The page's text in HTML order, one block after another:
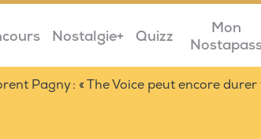
Nostalgie+ Quizz
Mon
Pagny : « The Voice peut encore